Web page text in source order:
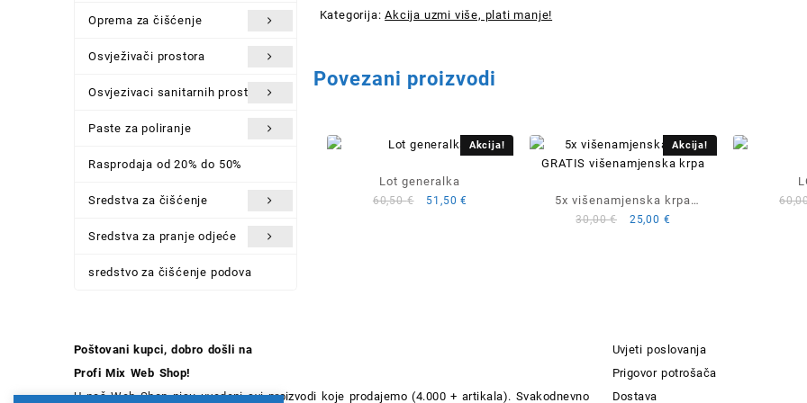
Oprema za čišćenje
Osvježivači prostora
Osvjezivaci sanitarnih prostora
Paste za poliranje
Rasprodaja od 20% do 50%
Sredstva za čišćenje
Sredstva za pranje odjeće
sredstvo za čišćenje podova
Kategorija:Akcija uzmi više, plati manje!
Povezani proizvodi
Akcija!
Lot generalka
60,50€
Izvorna
51,50€
Akcija!
5x višenamjenska krpa
GRATIS višenamjenska
30,00€
Izvorna
25,00 €
Poštovani kupci, dobro došli na
Profi Mix Web Shop!
U naš Web Shop nisu uvedeni svi proizvodi koje prodajemo (4.000 + artikala). Svakodnevno
Uvjeti poslovanja
Prigovor potrošača
Dostava